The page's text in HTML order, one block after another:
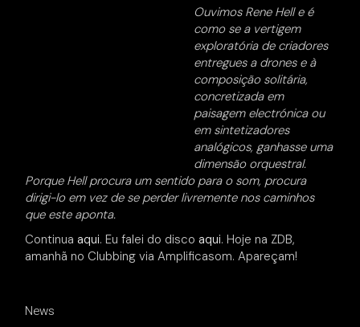
Ouvimos Rene Hell e é
como se a vertigem
exploratória de criadores
entregues a drones e à
composição solitária,
concretizada em
paisagem electrónica ou
em sintetizadores
analógicos, ganhasse uma
dimensão orquestral.
Porque Hell procura um sentido para o som, procura
dirigi-lo em vez de se perder livremente nos caminhos
que este aponta.
Continua aqui. Eu falei do disco aqui. Hoje na ZDB,
amanhã no Clubbing via Amplificasom. Apareçam!
News